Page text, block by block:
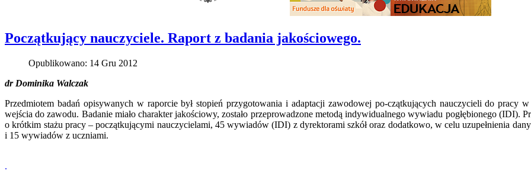
Początkujący nauczyciele. Raport z badania jakościowego.
Opublikowano: 14 Gru 2012
dr Dominika Walczak
Przedmiotem badań opisywanych w raporcie był stopień przygotowania i adaptacji zawodowej po-czątkujących nauczycieli do pracy
wejścia do zawodu. Badanie miało charakter jakościowy, zostało przeprowadzone metodą indywidualnego wywiadu pogłębionego
o krótkim stażu pracy – początkującymi nauczycielami, 45 wywiadów (IDI) z dyrektorami szkół oraz dodatkowo, w celu uzupełnienia
i 15 wywiadów z uczniami.
.